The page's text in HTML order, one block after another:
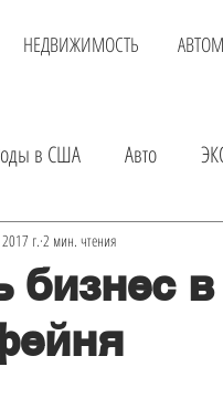
НЕДВИЖИМОСТЬ
в США Авто
Детские магазины
авто Экскурсии в
бизнес
г. 2 мин. чтения